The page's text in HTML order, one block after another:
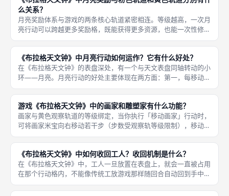
么关系？
月亮奖励体系与游戏的两条核心轨道紧密相连。等级越高，一次月
亮行动可以跨越更多奖励格，既能获得更多资源，也能一次性修复
多个偏差标记。黄色观察轨道是月亮行动的直接绑定者，观察轨道
等级决定了每次移动月亮的最大步数。 粉色精密轨道则是间接辅
助月亮体
《布拉格天文钟》中月亮行动如何运作？它有什么好处？
在《布拉格天文钟》的表盘深处，有一个与天文表盘同轴转动的小
环——月亮。月亮行动的好处主要体现在两方面：第一，每移动到
一格，你立即获得该格标注的资源奖励（通常是黄金或通用资
源），是后期爆资源的重要途径；第二，月亮行动拥有修复偏差的
绝佳效果，在
游戏《布拉格天文钟》中的画家和雕塑家有什么功能？
画家与黄色观察轨道的等级绑定，当你执行「移动画家」行动时，
可将画家米宝向右移动若干步（步数受观察轨等级限制），移动到
特定奖励格即可获得资源包或金币。《布拉格天文钟》的个人版图
上设置了「画家」和「雕塑家」两个专属行动轨道。 雕塑家与粉
色精密轨
《布拉格天文钟》中如何收回工人？收回机制是什么？
在《布拉格天文钟》中，工人一旦放置在表盘上，就会一直被占用
在那个行动格内，不能像传统工放游戏那样随回合自动回到手中。
你必须主动执行回收工人的操作。 最直接的方法是在你的回合中
选择跳过回合，此时根据你在粉色精密轨道上的等级，你可以从版